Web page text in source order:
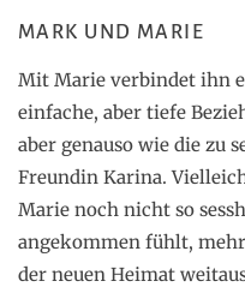
MARK UND MARIE
Mit Marie verbindet ihn
einfache, aber tiefe
aber genauso wie die zu
Freundin Karina.
Marie noch nicht so
angekommen fühlt,
der neuen Heimat